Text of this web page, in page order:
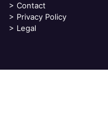
> Contact
> Privacy Policy
> Legal